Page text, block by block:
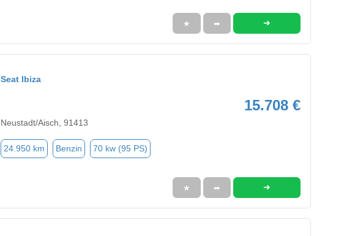
★ ➦ ➜
Seat Ibiza
15.708 €
Neustadt/Aisch, 91413
24.950 km Benzin 70 kw (95 PS)
★ ➦ ➜